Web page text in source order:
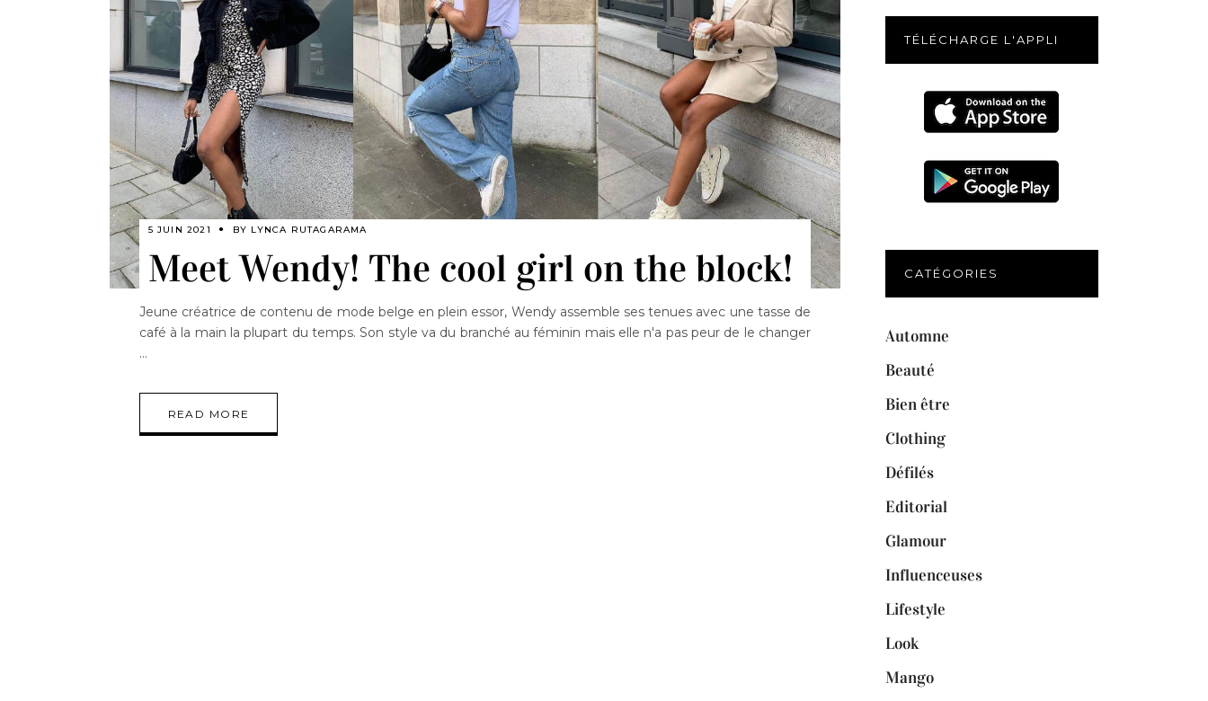
5 JUIN 2021 BY LYNCA RUTAGARAMA
Meet Wendy! The cool girl on the block!
Jeune créatrice de contenu de mode belge en plein essor, Wendy assemble ses tenues avec une tasse de
café à la main la plupart du temps. Son style va du branché au féminin mais elle n'a pas peur de le changer
READ MORE
TÉLÉCHARGE L'APPLI
CATÉGORIES
Automne
Beauté
Bien être
Clothing
Défilés
Editorial
Glamour
Influenceuses
Lifestyle
Look
Mango